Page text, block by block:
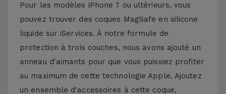
Pour les modèles iPhone 7 ou ultérieurs, vous
pouvez trouver des coques MagSafe en silicone
liquide sur iServices. À notre formule de
protection à trois couches, nous avons ajouté un
anneau d'aimants pour que vous puissiez profiter
au maximum de cette technologie Apple. Ajoutez
un ensemble d'accessoires à cette coque,